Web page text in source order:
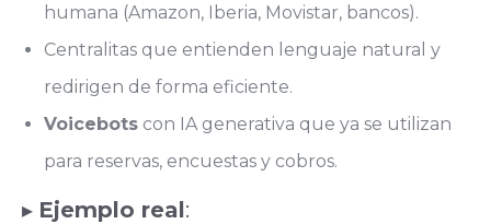
humana (Amazon, Iberia, Movistar, bancos).
Centralitas que entienden lenguaje natural y
redirigen de forma eficiente.
Voicebots con IA generativa que ya se utilizan
para reservas, encuestas y cobros.
▸ Ejemplo real: